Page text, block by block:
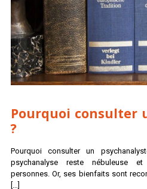
Pourquoi consulter
?
Pourquoi consulter un
psychanalyse reste nébuleuse
personnes. Or, ses bienfaits sont
[…]